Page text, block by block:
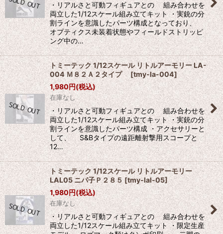
・リアルさと可動フィギュアとの 組み合わせを
両立した1/12スケール組み立てキット ・実銃の分
割ラインを意識したパーツ構成となっており、
オプティクス未装着状態やフィールドストリッピ
ング中の…
トミーテック 1/12スケール リトルアーモリー LA-
004 Ｍ８２Ａ２タイプ [tmy-la-004]
1,980円(税込)
在庫なし
・リアルさと可動フィギュアとの 組み合わせを
両立した1/12スケール組み立てキット ・実銃の分
割ラインを意識したパーツ構成 ・アクセサリーと
して、 S&Bタイプの遠距離射撃用スコープと
12…
トミーテック 1/12スケール リトルアーモリー
LAL05 ニパ子Ｐ２８５[tmy-lal-05]
1,980円(税込)
在庫なし
・リアルさと可動フィギュアとの 組み合わせを
両立した1/12スケール組み立てキット ・限定生産